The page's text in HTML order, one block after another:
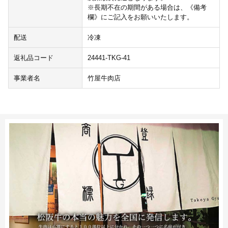
※長期不在の期間がある場合は、《備考
欄》にご記入をお願いいたします。
配送 冷凍
返礼品コード 24441-TKG-41
事業者名 竹屋牛肉店